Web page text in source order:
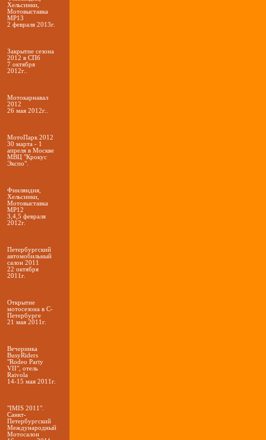
Хельсинки,
Мотовыставка
МР13
2 февраля 2013г.
Закрытие сезона
2012 в СПб
7 октября
2012г..
Мотокарнавал
2012
26 мая 2012г..
МотоПарк 2012
30 марта - 1
апреля в Москве
МВЦ "Крокус
Экспо".
Финляндия,
Хельсинки,
Мотовыставка
МР12
3,4,5 февраля
2012г.
Петербургский
автомобильный
салон 2011
22 октября
2011г.
Открытие
мотосезона в С-
Петербурге
21 мая 2011г.
Вечеринка
BusyRiders
"Rodeo Party
VII", отель
Raivola
14-15 мая 2011г.
"IMIS 2011".
Санкт-
Петербургский
Международный
Мотосалон